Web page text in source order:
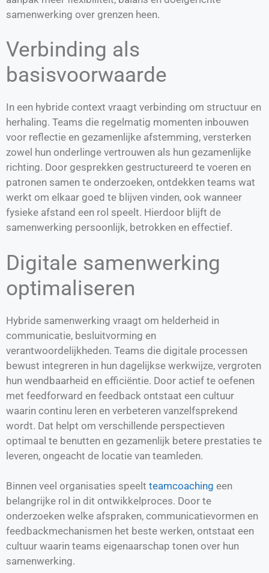
samenwerking over grenzen heen.
Verbinding als
basisvoorwaarde
In een hybride context vraagt verbinding om structuur en
herhaling. Teams die regelmatig momenten inbouwen
voor reflectie en gezamenlijke afstemming, versterken
zowel hun onderlinge vertrouwen als hun gezamenlijke
richting. Door gesprekken gestructureerd te voeren en
patronen samen te onderzoeken, ontdekken teams wat
werkt om elkaar goed te blijven vinden, ook wanneer
fysieke afstand een rol speelt. Hierdoor blijft de
samenwerking persoonlijk, betrokken en effectief.
Digitale samenwerking
optimaliseren
Hybride samenwerking vraagt om helderheid in
communicatie, besluitvorming en
verantwoordelijkheden. Teams die digitale processen
bewust integreren in hun dagelijkse werkwijze, vergroten
hun wendbaarheid en efficiëntie. Door actief te oefenen
met feedforward en feedback ontstaat een cultuur
waarin continu leren en verbeteren vanzelfsprekend
wordt. Dat helpt om verschillende perspectieven
optimaal te benutten en gezamenlijk betere prestaties te
leveren, ongeacht de locatie van teamleden.
Binnen veel organisaties speelt teamcoaching een
belangrijke rol in dit ontwikkelproces. Door te
onderzoeken welke afspraken, communicatievormen en
feedbackmechanismen het beste werken, ontstaat een
cultuur waarin teams eigenaarschap tonen over hun
samenwerking.